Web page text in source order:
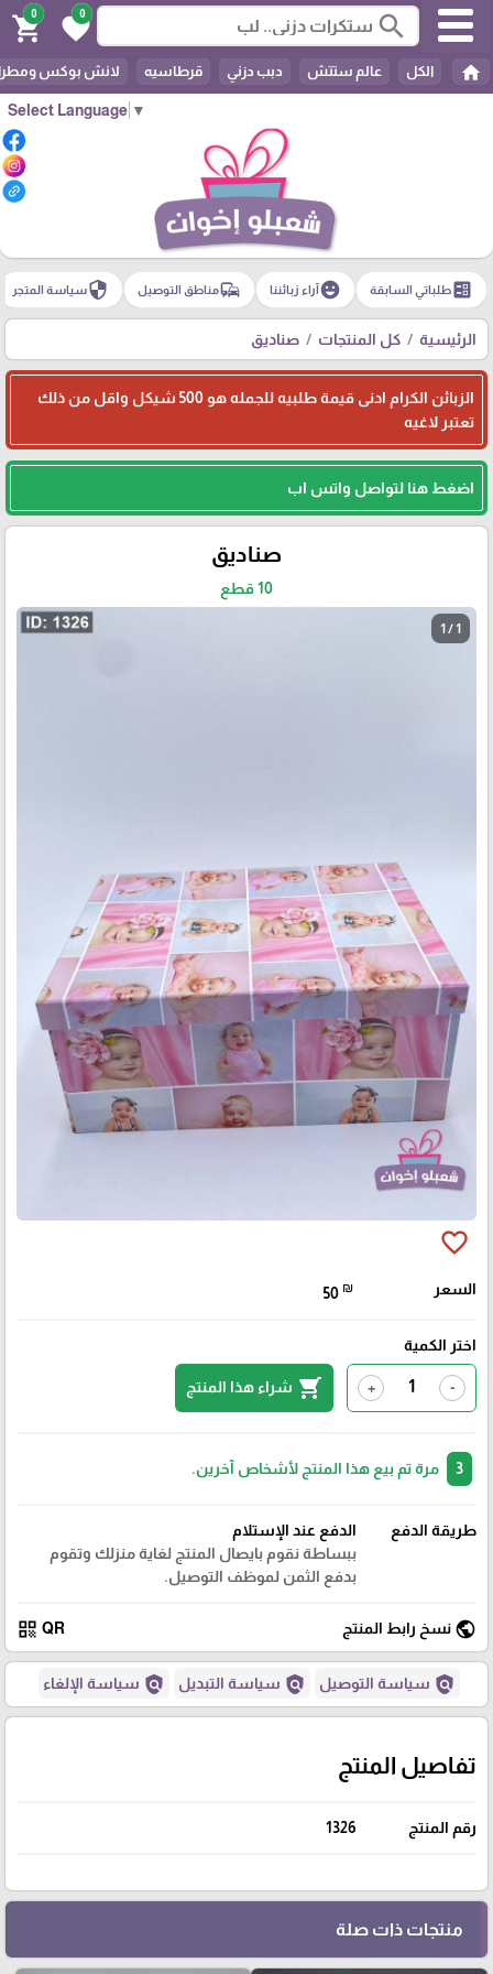
Select Language ▼
search
0
favorite
0
shopping_cart
home الكل عالم ستتش دبب دزني قرطاسيه لانش بوكس
ballotطلباتي السابقة emoji_emotionsآراء زبائننا commuteمناطق التوصيل securityسياسة المتجر
الرئيسية كل المنتجات صناديق
الزبائن الكرام ادنى قيمة طلبيه للجمله هو 500 شيكل واقل من ذلك
تعتبر لاغيه
اضغط هنا لتواصل واتس اب
صناديق
10 قطع
1 / 1
favorite_border
السعر 50 ₪
اختر الكمية
-
+
shopping_cart شراء هذا المنتج
مرة تم بيع هذا المنتج لأشخاص آخرين.
طريقة الدفع
الدفع عند الإستلام
ببساطة نقوم بايصال المنتج لغاية منزلك وتقوم
بدفع الثمن لموظف التوصيل.
public نسخ رابط المنتج QR
qr_code
policy سياسة التوصيل policy سياسة التبديل policy سياسة الإلغاء
تفاصيل المنتج
رقم المنتج 1326
منتجات ذات صلة